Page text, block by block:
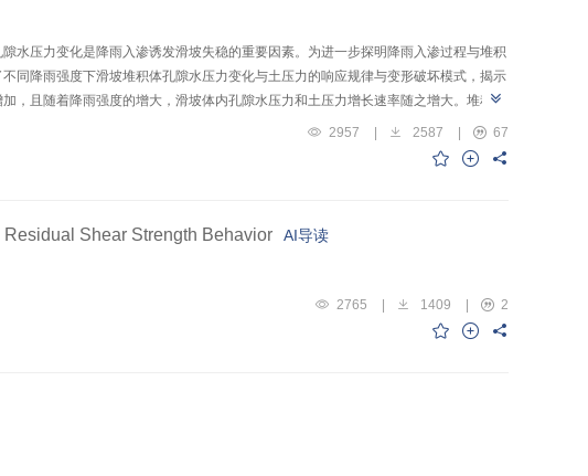
水压力变化是降雨入渗诱发滑坡失稳的重要因素。为进一步探明降雨入渗过程与堆积
同降雨强度下滑坡堆积体孔隙水压力变化与土压力的响应规律与变形破坏模式，揭示
且随着降雨强度的增大，滑坡体内孔隙水压力和土压力增长速率随之增大。堆积体
，进而基质吸力不断减小；滑坡体破坏区上侧会产生拉裂缝，下侧由于挤压作用出现
雨强大小为0.44 mm/min时，形成多级后退式滑坡变形破坏；雨强为0.57 mm/min
2957 | 2587 |
67
Shear Strength Behavior AI导读
2765 | 1409 |
2